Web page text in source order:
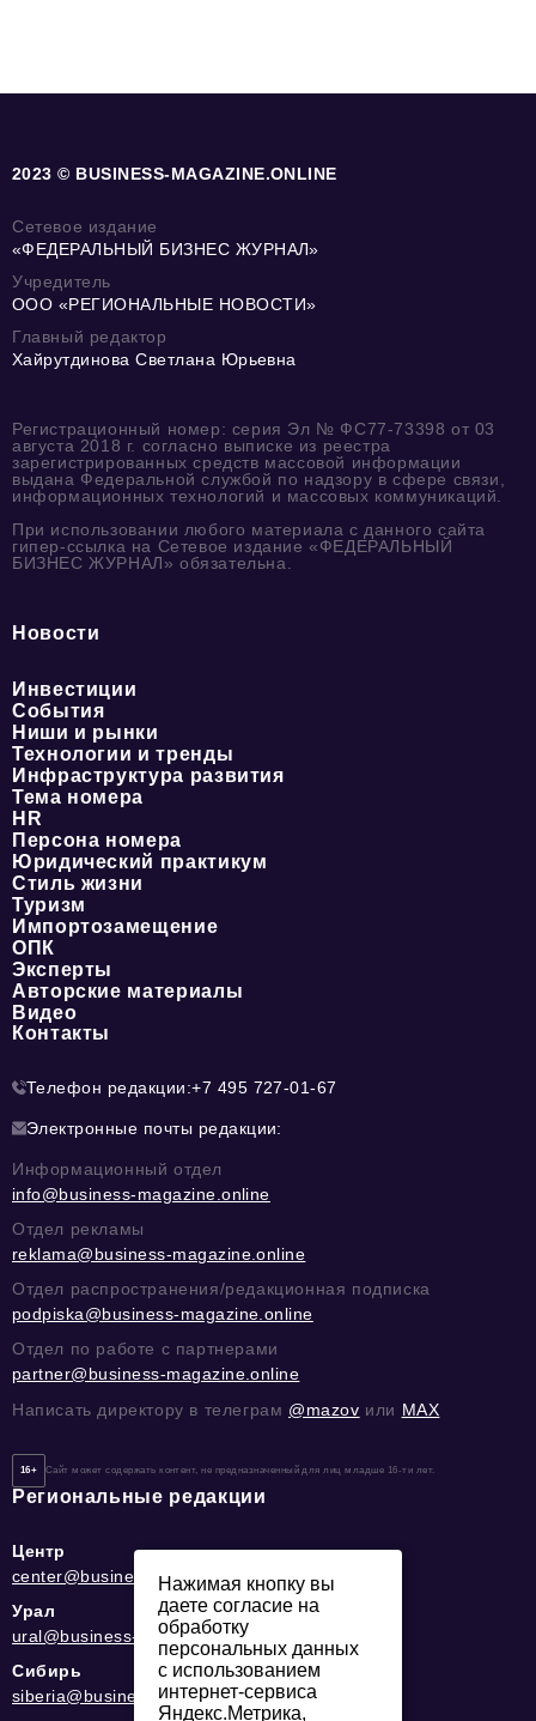
2023 © BUSINESS-MAGAZINE.ONLINE
Сетевое издание
«ФЕДЕРАЛЬНЫЙ БИЗНЕС ЖУРНАЛ»
Учредитель
ООО «РЕГИОНАЛЬНЫЕ НОВОСТИ»
Главный редактор
Хайрутдинова Светлана Юрьевна
Регистрационный номер: серия Эл № ФС77-73398 от 03
августа 2018 г. согласно выписке из реестра
зарегистрированных средств массовой информации
выдана Федеральной службой по надзору в сфере связи,
информационных технологий и массовых коммуникаций.
При использовании любого материала с данного сайта
гипер-ссылка на Сетевое издание «ФЕДЕРАЛЬНЫЙ
БИЗНЕС ЖУРНАЛ» обязательна.
Новости
Инвестиции
События
Ниши и рынки
Технологии и тренды
Инфраструктура развития
Тема номера
HR
Персона номера
Юридический практикум
Стиль жизни
Туризм
Импортозамещение
ОПК
Эксперты
Авторские материалы
Видео
Контакты
Телефон редакции:+7 495 727-01-67
Электронные почты редакции:
Информационный отдел
info@business-magazine.online
Отдел рекламы
reklama@business-magazine.online
Отдел распространения/редакционная подписка
podpiska@business-magazine.online
Отдел по работе с партнерами
partner@business-magazine.online
Написать директору в телеграм @mazov или MAX
16+ Сайт может содержать контент, не предназначенный для лиц младше 16-ти лет.
Региональные редакции
Центр
center@business-magazine.online
Урал
ural@business-magazine.online
Сибирь
siberia@business-magazine.online
Нажимая кнопку вы
даете согласие на
обработку
персональных данных
с использованием
интернет-сервиса
Яндекс.Метрика,